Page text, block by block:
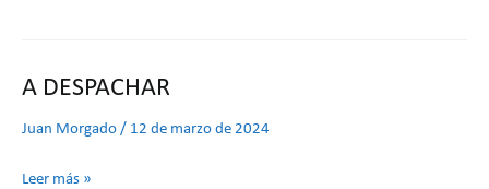
A DESPACHAR
Juan Morgado / 12 de marzo de 2024
A
Leer más »